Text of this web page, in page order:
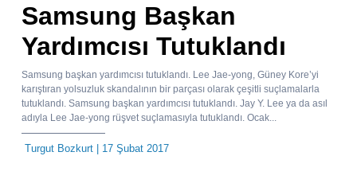
Samsung Başkan
Yardımcısı Tutuklandı
Samsung başkan yardımcısı tutuklandı. Lee Jae-yong, Güney Kore’yi
karıştıran yolsuzluk skandalının bir parçası olarak çeşitli suçlamalarla
tutuklandı. Samsung başkan yardımcısı tutuklandı. Jay Y. Lee ya da asıl
adıyla Lee Jae-yong rüşvet suçlamasıyla tutuklandı. Ocak...
Turgut Bozkurt | 17 Şubat 2017